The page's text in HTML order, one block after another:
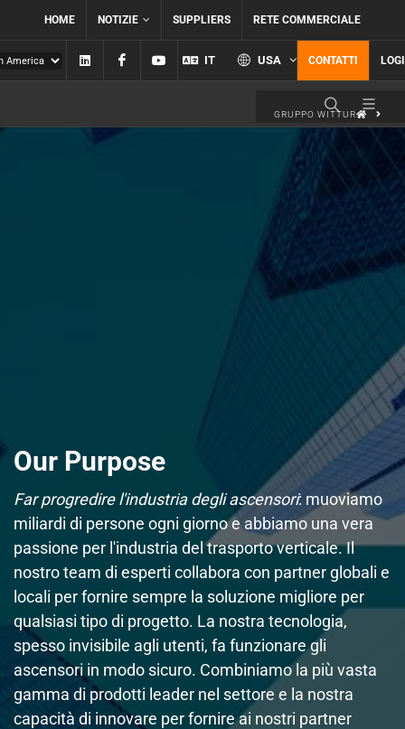
HOME NOTIZIE SUPPLIERS RETE COMMERCIALE
Linkedin FacebookYouTube
IT USA CONTATTI
GRUPPO WITTUR
Our Purpose
Far progredire l'industria degli ascensori: muoviamo
miliardi di persone ogni giorno e abbiamo una vera
passione per l'industria del trasporto verticale. Il
nostro team di esperti collabora con partner globali e
locali per fornire sempre la soluzione migliore per
qualsiasi tipo di progetto. La nostra tecnologia,
spesso invisibile agli utenti, fa funzionare gli
ascensori in modo sicuro. Combiniamo la più vasta
gamma di prodotti leader nel settore e la nostra
capacità di innovare per fornire ai nostri partner